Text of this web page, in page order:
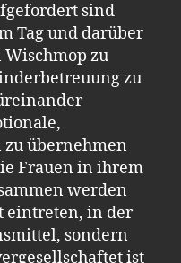
sind
Tag und darüber
zu
zu
übernehmen
Frauen in ihrem
werden
eintreten, in der
sondern
ist